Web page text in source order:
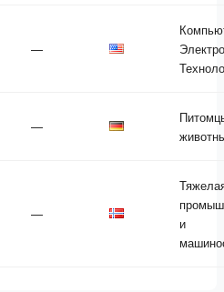
—
—
—
и